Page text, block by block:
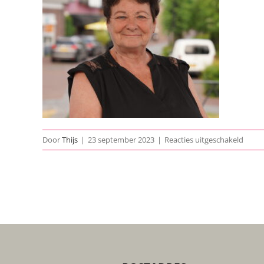
DoorThijs | 23 september 2023 | Reacties uitgeschakeld